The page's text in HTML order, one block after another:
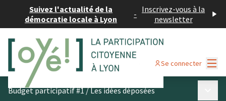
Suivez l'actualité de la
démocratie locale à Lyon
- Inscrivez-vous à la
newsletter
Se connecter
Budget participatif #1/Les idées déposées